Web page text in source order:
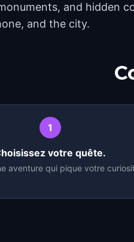
and hidden
and the city.
1
votre quête.
aventure qui pique votre